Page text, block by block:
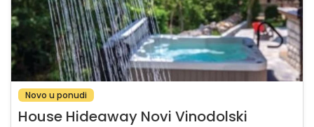
Novo u ponudi
House Hideaway Novi Vinodolski